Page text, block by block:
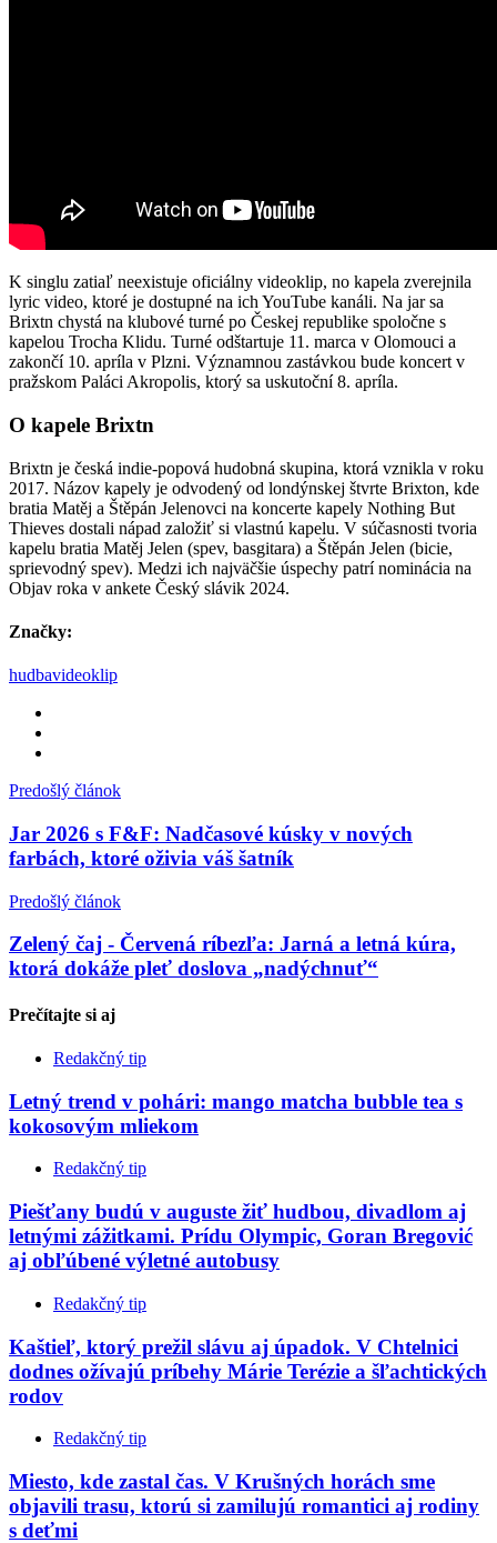
K singlu zatiaľ neexistuje oficiálny videoklip, no kapela zverejnila
lyric video, ktoré je dostupné na ich YouTube kanáli. Na jar sa
Brixtn chystá na klubové turné po Českej republike spoločne s
kapelou Trocha Klidu. Turné odštartuje 11. marca v Olomouci a
zakončí 10. apríla v Plzni. Významnou zastávkou bude koncert v
pražskom Paláci Akropolis, ktorý sa uskutoční 8. apríla.
O kapele Brixtn
Brixtn je česká indie-popová hudobná skupina, ktorá vznikla v roku
2017. Názov kapely je odvodený od londýnskej štvrte Brixton, kde
bratia Matěj a Štěpán Jelenovci na koncerte kapely Nothing But
Thieves dostali nápad založiť si vlastnú kapelu. V súčasnosti tvoria
kapelu bratia Matěj Jelen (spev, basgitara) a Štěpán Jelen (bicie,
sprievodný spev). Medzi ich najväčšie úspechy patrí nominácia na
Objav roka v ankete Český slávik 2024.
Značky:
hudbavideoklip
Predošlý článok
Jar 2026 s F&F: Nadčasové kúsky v nových
farbách, ktoré oživia váš šatník
Predošlý článok
Zelený čaj - Červená ríbezľa: Jarná a letná kúra,
ktorá dokáže pleť doslova „nadýchnuť“
Prečítajte si aj
Redakčný tip
Letný trend v pohári: mango matcha bubble tea s
kokosovým mliekom
Redakčný tip
Piešťany budú v auguste žiť hudbou, divadlom aj
letnými zážitkami. Prídu Olympic, Goran Bregović
aj obľúbené výletné autobusy
Redakčný tip
Kaštieľ, ktorý prežil slávu aj úpadok. V Chtelnici
dodnes ožívajú príbehy Márie Terézie a šľachtických
rodov
Redakčný tip
Miesto, kde zastal čas. V Krušných horách sme
objavili trasu, ktorú si zamilujú romantici aj rodiny
s deťmi